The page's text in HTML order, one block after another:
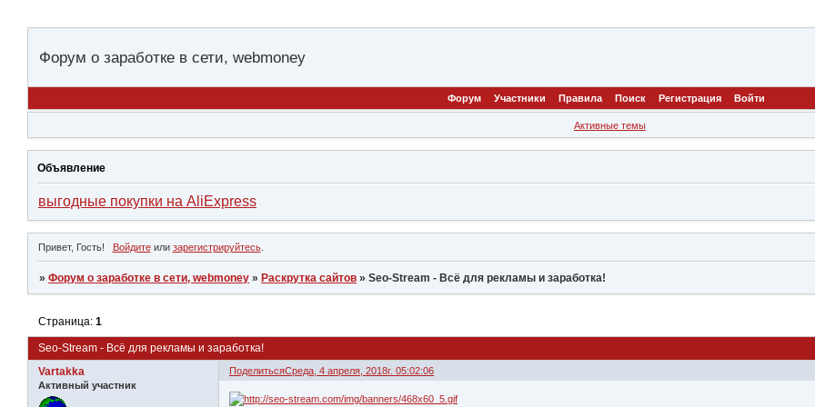
Форум о заработке в сети, webmoney
Форум Участники Правила Поиск Регистрация Войти
Активные темы
Объявление
выгодные покупки на AliExpress
Привет, Гость! Войдитеили зарегистрируйтесь.
»Форум о заработке в сети, webmoney » Раскрутка сайтов »Seo-Stream - Всё для рекламы и заработка!
Seo-Stream - Всё для рекламы и заработка!
Страница:1
ПоделитьсяСреда, 4 апреля, 2018г. 05:02:06
Vartakka
Активный участник